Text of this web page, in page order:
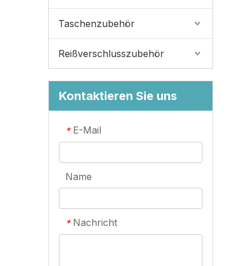
Taschenzubehör
Reißverschlusszubehör
Kontaktieren Sie uns
* E-Mail
Name
* Nachricht